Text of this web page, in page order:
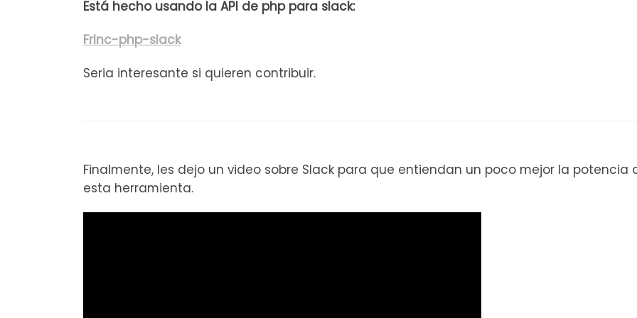
Está hecho usando la API de php para slack:
Frlnc-php-slack
Seria interesante si quieren contribuir.
Finalmente, les dejo un video sobre Slack para que entiendan un poco mejor la potencia
esta herramienta.